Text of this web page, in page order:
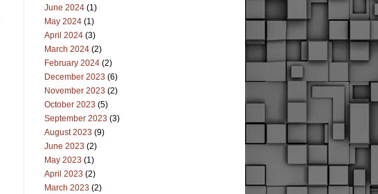
June 2024 (1)
May 2024 (1)
April 2024 (3)
March 2024 (2)
February 2024 (2)
December 2023 (6)
November 2023 (2)
October 2023 (5)
September 2023 (3)
August 2023 (9)
June 2023 (2)
May 2023 (1)
April 2023 (2)
March 2023 (2)